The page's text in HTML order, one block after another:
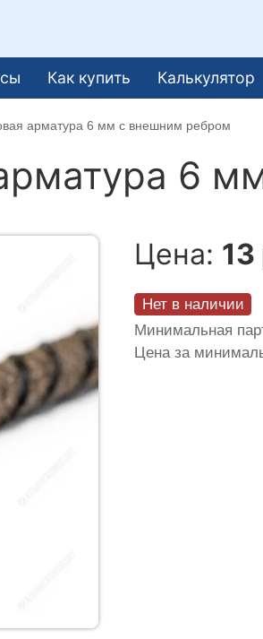
Как купить Калькулятор
арматура 6 мм с внешним ребром
6
Цена: 13
Нет в наличии
Минимальная
Цена за